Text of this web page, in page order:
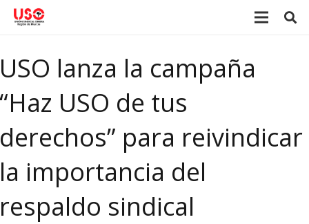
USO lanza la campaña
“Haz USO de tus
derechos” para reivindicar
la importancia del
respaldo sindical